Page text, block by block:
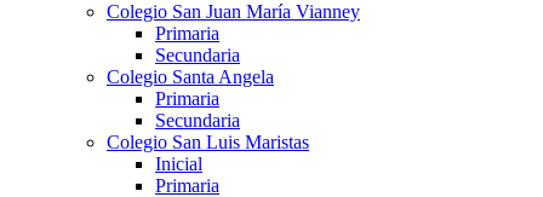
Colegio San Juan María Vianney
Primaria
Secundaria
Colegio Santa Angela
Primaria
Secundaria
Colegio San Luis Maristas
Inicial
Primaria